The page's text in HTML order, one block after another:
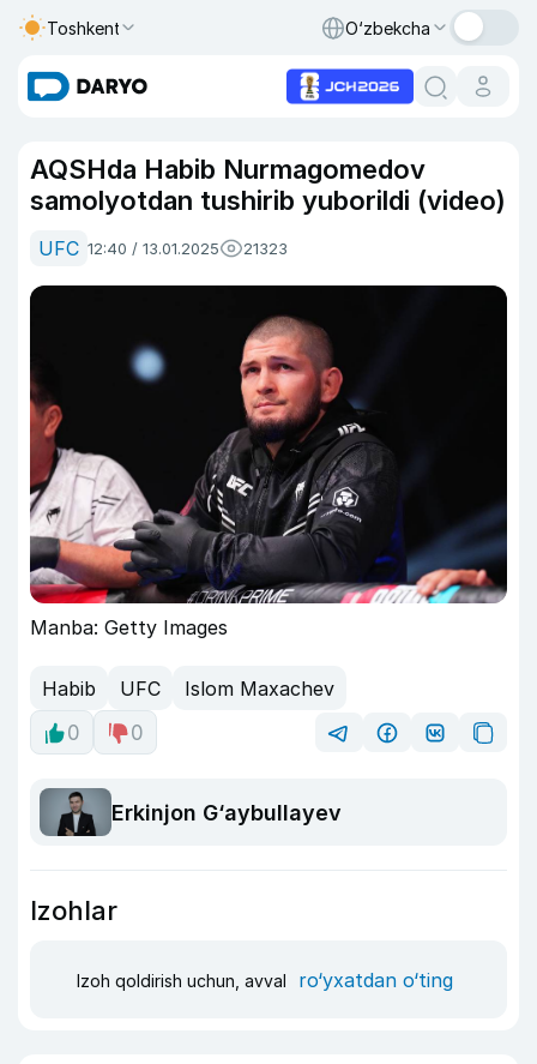
Toshkent O‘zbekcha
AQSHda Habib Nurmagomedov
samolyotdan tushirib yuborildi (video)
UFC 12:40 / 13.01.2025 21323
Manba: Getty Images
Habib UFC
Islom Maxachev
0
0
Erkinjon G‘aybullayev
Izohlar
Izoh qoldirish uchun, avval ro‘yxatdan o‘ting